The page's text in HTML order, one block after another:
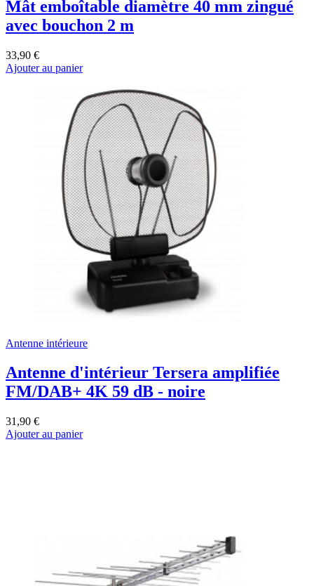
Mât emboîtable diamètre 40 mm zingué
avec bouchon 2 m
33,90 €
Ajouter au panier
Antenne intérieure
Antenne d'intérieur Tersera amplifiée
FM/DAB+ 4K 59 dB - noire
31,90 €
Ajouter au panier